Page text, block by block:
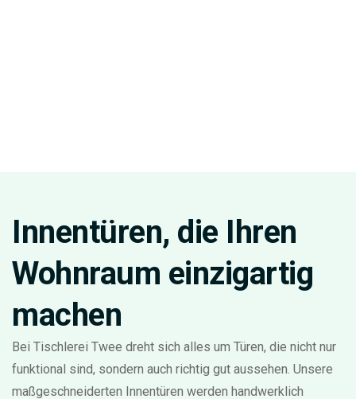
Innentüren, die Ihren
Wohnraum einzigartig
machen
Bei Tischlerei Twee dreht sich alles um Türen, die nicht nur
funktional sind, sondern auch richtig gut aussehen. Unsere
maßgeschneiderten Innentüren werden handwerklich